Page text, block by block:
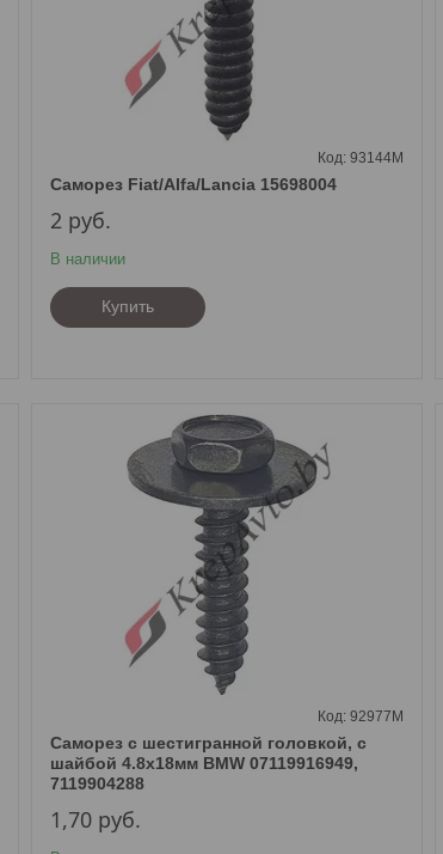
Саморез Fiat/Alfa/Lancia 15698004
93144M
2 руб.
В наличии
Купить
Саморез с шестигранной головкой, с
шайбой 4.8х18мм BMW 07119916949,
7119904288
92977M
1,70 руб.